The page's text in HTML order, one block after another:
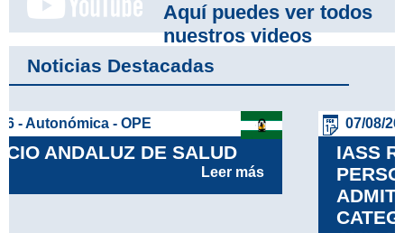
Aquí puedes ver todos
nuestros videos
Noticias Destacadas
07/08/26 - Autonómica - OPE
IASS RELACIÓN DEFINITIVA DE
PERSONAS ASPIRANTES
ADMITIDAS Y EXCLUIDAS